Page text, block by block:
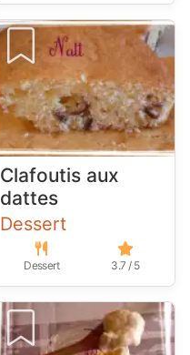
Clafoutis aux
dattes
Dessert
Dessert 3.7 / 5